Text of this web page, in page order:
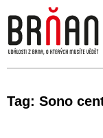
Tag: Sono